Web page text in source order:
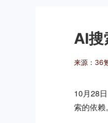
AI搜
来源：36
10月28
索的依赖